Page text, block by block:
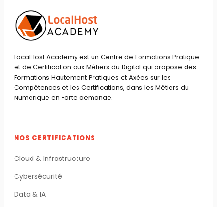
mobile
au
Cameroun
2022
LocalHost Academy est un Centre de Formations Pratique
et de Certification aux Métiers du Digital qui propose des
Formations Hautement Pratiques et Axées sur les
Compétences et les Certifications, dans les Métiers du
Numérique en Forte demande.
NOS CERTIFICATIONS
Cloud & Infrastructure
Cybersécurité
Data & IA